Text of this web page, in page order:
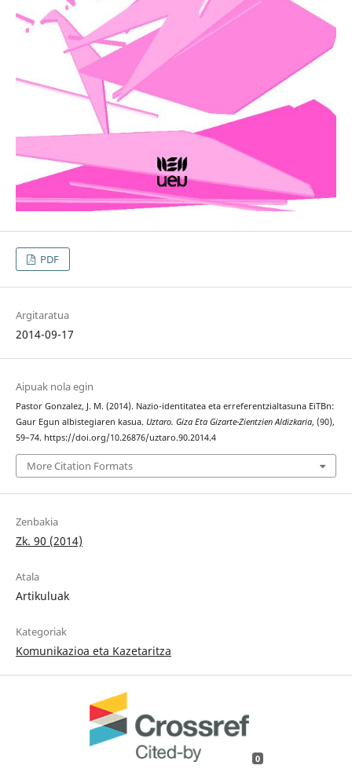
PDF
Argitaratua
2014-09-17
Aipuak nola egin
Pastor Gonzalez, J. M. (2014). Nazio-identitatea eta erreferentzialtasuna EiTBn:
Gaur Egun albistegiaren kasua. Uztaro. Giza Eta Gizarte-Zientzien Aldizkaria, (90),
59–74. https://doi.org/10.26876/uztaro.90.2014.4
More Citation Formats
Zenbakia
Zk. 90 (2014)
Atala
Artikuluak
Kategoriak
Komunikazioa eta Kazetaritza
0